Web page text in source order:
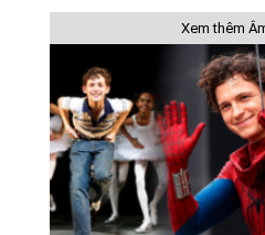
Xem thêm